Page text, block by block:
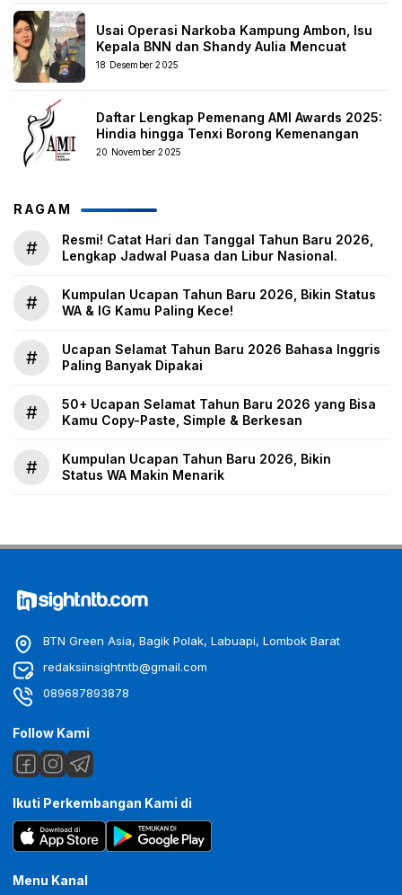
Usai Operasi Narkoba Kampung Ambon, Isu
Kepala BNN dan Shandy Aulia Mencuat
18 Desember 2025
Daftar Lengkap Pemenang AMI Awards 2025:
Hindia hingga Tenxi Borong Kemenangan
20 November 2025
RAGAM
#
Resmi! Catat Hari dan Tanggal Tahun Baru 2026,
Lengkap Jadwal Puasa dan Libur Nasional.
#
Kumpulan Ucapan Tahun Baru 2026, Bikin Status
WA & IG Kamu Paling Kece!
#
Ucapan Selamat Tahun Baru 2026 Bahasa Inggris
Paling Banyak Dipakai
#
50+ Ucapan Selamat Tahun Baru 2026 yang Bisa
Kamu Copy-Paste, Simple & Berkesan
#
Kumpulan Ucapan Tahun Baru 2026, Bikin
Status WA Makin Menarik
BTN Green Asia, Bagik Polak, Labuapi, Lombok Barat
redaksiinsightntb@gmail.com
089687893878
Follow Kami
Ikuti Perkembangan Kami di
Menu Kanal